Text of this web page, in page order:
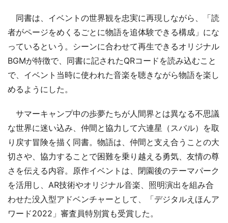
同書は、イベントの世界観を忠実に再現しながら、「読
者がページをめくるごとに物語を追体験できる構成」にな
っているという。シーンに合わせて再生できるオリジナル
BGMが特徴で、同書に記されたQRコードを読み込むこと
で、イベント当時に使われた音楽を聴きながら物語を楽し
めるようにした。
サマーキャンプ中の歩夢たちが人間界とは異なる不思議
な世界に迷い込み、仲間と協力して六連星（スバル）を取
り戻す冒険を描く同書。物語は、仲間と支え合うことの大
切さや、協力することで困難を乗り越える勇気、友情の尊
さを伝える内容。原作イベントは、閉園後のテーマパーク
を活用し、AR技術やオリジナル音楽、照明演出を組み合
わせた没入型アドベンチャーとして、「デジタルえほんア
ワード2022」審査員特別賞も受賞した。